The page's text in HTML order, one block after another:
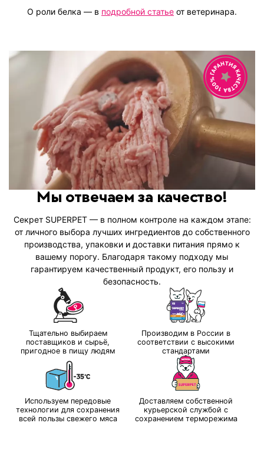
О роли белка — в подробной статье от ветеринара.
Мы отвечаем за качество!
Секрет SUPERPET — в полном контроле на каждом этапе:
от личного выбора лучших ингредиентов до собственного
производства, упаковки и доставки питания прямо к
вашему порогу. Благодаря такому подходу мы
гарантируем качественный продукт, его пользу и
безопасность.
Тщательно выбираем
поставщиков и сырьё,
пригодное в пищу людям
Производим в России в
соответствии с высокими
стандартами
Используем передовые
технологии для сохранения
всей пользы свежего мяса
Доставляем собственной
курьерской службой с
сохранением терморежима